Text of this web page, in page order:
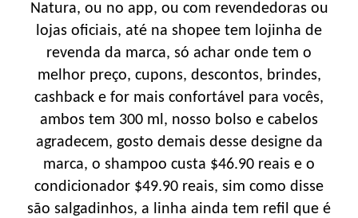
Natura, ou no app, ou com revendedoras ou
lojas oficiais, até na shopee tem lojinha de
revenda da marca, só achar onde tem o
melhor preço, cupons, descontos, brindes,
cashback e for mais confortável para vocês,
ambos tem 300 ml, nosso bolso e cabelos
agradecem, gosto demais desse designe da
marca, o shampoo custa $46.90 reais e o
condicionador $49.90 reais, sim como disse
são salgadinhos, a linha ainda tem refil que é